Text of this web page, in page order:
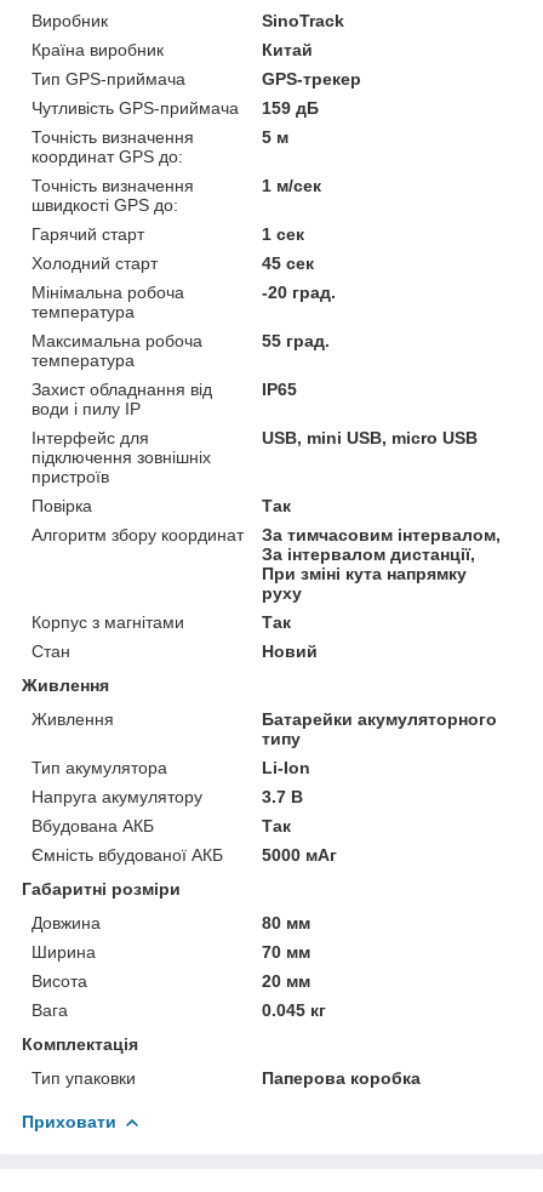
Виробник
SinoTrack
Країна виробник
Китай
Тип GPS-приймача
GPS-трекер
Чутливість GPS-приймача
159 дБ
Точність визначення
координат GPS до:
5 м
Точність визначення
швидкості GPS до:
1 м/сек
Гарячий старт
1 сек
Холодний старт
45 сек
Мінімальна робоча
температура
-20 град.
Максимальна робоча
температура
55 град.
Захист обладнання від
води і пилу IP
IP65
Інтерфейс для
підключення зовнішніх
пристроїв
USB, mini USB, micro USB
Повірка
Так
Алгоритм збору координат
За тимчасовим інтервалом,
За інтервалом дистанції,
При зміні кута напрямку
руху
Корпус з магнітами
Так
Стан
Новий
Живлення
Живлення
Батарейки акумуляторного
типу
Тип акумулятора
Li-Ion
Напруга акумулятору
3.7 В
Вбудована АКБ
Так
Ємність вбудованої АКБ
5000 мАг
Габаритні розміри
Довжина
80 мм
Ширина
70 мм
Висота
20 мм
Вага
0.045 кг
Комплектація
Тип упаковки
Паперова коробка
Приховати